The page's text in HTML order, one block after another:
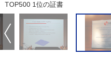
TOP500 1位の証書